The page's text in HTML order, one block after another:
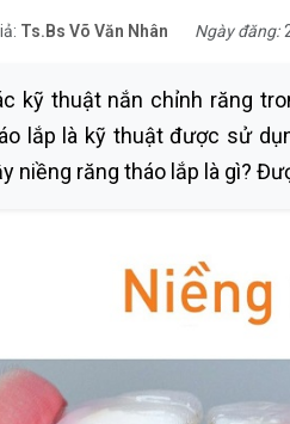
Ts.Bs Võ Văn Nhân Ngày đăng:
kỹ thuật nắn chỉnh răng
lắp là kỹ thuật được sử
niềng răng tháo lắp là gì?